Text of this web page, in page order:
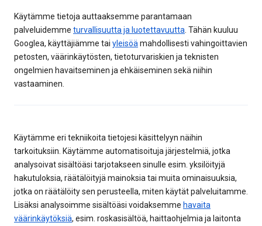
Käytämme tietoja auttaaksemme parantamaan
palveluidemme turvallisuutta ja luotettavuutta . Tähän kuuluu
Googlea, käyttäjiämme tai yleisöä mahdollisesti vahingoittavien
petosten, väärinkäytösten, tietoturvariskien ja teknisten
ongelmien havaitseminen ja ehkäiseminen sekä niihin
vastaaminen.
Käytämme eri tekniikoita tietojesi käsittelyyn näihin
tarkoituksiin. Käytämme automatisoituja järjestelmiä, jotka
analysoivat sisältöäsi tarjotakseen sinulle esim. yksilöityjä
hakutuloksia, räätälöityjä mainoksia tai muita ominaisuuksia,
jotka on räätälöity sen perusteella, miten käytät palveluitamme.
Lisäksi analysoimme sisältöäsi voidaksemme havaita
väärinkäytöksiä, esim. roskasisältöä, haittaohjelmia ja laitonta